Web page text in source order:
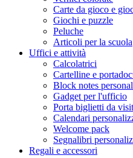
Carte da gioco e
Giochi e puzzle
Peluche
Articoli per la scuola
Uffici e attività
Calcolatrici
Cartelline e
Block notes
Gadget per l'ufficio
Porta biglietti da
Calendari
Welcome pack
Segnalibri
Regali e accessori